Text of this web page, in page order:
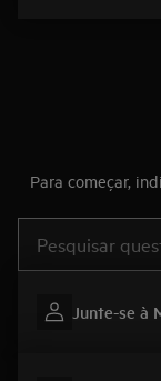
Para começar,
Junte-se à